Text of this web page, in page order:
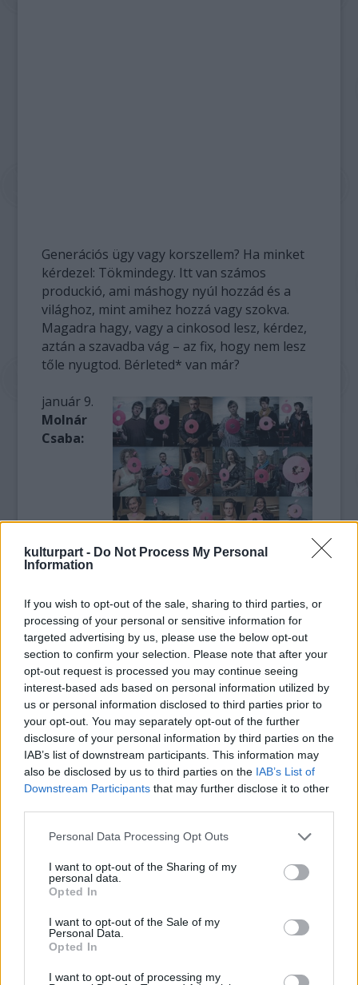
kulturpart - Do Not Process My Personal
Information
If you wish to opt-out of the sale, sharing to third parties, or
processing of your personal or sensitive information for
targeted advertising by us, please use the below opt-out
section to confirm your selection. Please note that after your
opt-out request is processed you may continue seeing
interest-based ads based on personal information utilized by
us or personal information disclosed to third parties prior to
your opt-out. You may separately opt-out of the further
disclosure of your personal information by third parties on the
IAB’s list of downstream participants. This information may
also be disclosed by us to third parties on the IAB’s List of
Downstream Participants that may further disclose it to other
Please note that this website/app uses one or more Google
not limited to your visit or usage behaviour. You may click to
grant or deny consent to Google and its third-party tags to
use your data for below specified purposes in below Google
consent section.
Personal Data Processing Opt Outs
I want to opt-out of the Sharing of my
personal data.
Opted In
I want to opt-out of the Sale of my
Personal Data.
Opted In
I want to opt-out of processing my
Generációs ügy vagy korszellem? Ha minket
kérdezel: Tökmindegy. Itt van számos
produckió, ami máshogy nyúl hozzád és a
világhoz, mint amihez hozzá vagy szokva.
Magadra hagy, vagy a cinkosod lesz, kérdez,
aztán a szavadba vág – az fix, hogy nem lesz
tőle nyugtod. Bérleted* van már?
január 9.
Molnár
Csaba:
Dekameron (tánc)
január 10.
Dányi-Molnár-Vadas:Nyúzzatok
meg (tánc)
Czitrom Ádám & Porteleki Áron(koncert)
január 12.Dollár Papa Gyermekei:Otthon –
(performansz/ workshop)
január 13.
Hodworks:Pirkad
január 14.Radioballet:
A szerelem
természete
január 15-16.
STEREO Akt:
Felülről az ibolyát
(színház)
január 22-23.
Csoportkép oroszlán nélkül (természetes